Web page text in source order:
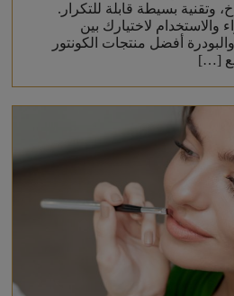
وتقنية بسيطة قابلة للتكرار.
والاستخدام لاختيارك بين
أفضل منتجات الكونتور
[…]